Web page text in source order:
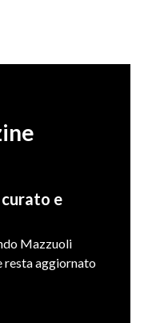
e
Mazzuoli
resta aggiornato